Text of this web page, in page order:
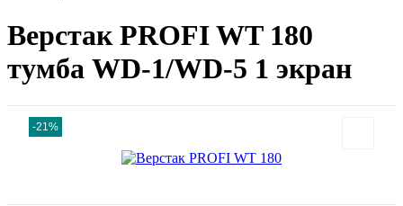
Верстак PROFI WT 180
тумба WD-1/WD-5 1 экран
-21%